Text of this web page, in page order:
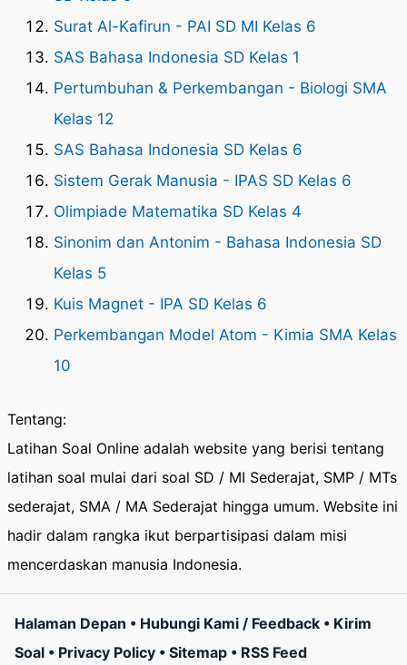
Surat Al-Kafirun - PAI SD MI Kelas 6
SAS Bahasa Indonesia SD Kelas 1
Pertumbuhan & Perkembangan - Biologi SMA
Kelas 12
SAS Bahasa Indonesia SD Kelas 6
Sistem Gerak Manusia - IPAS SD Kelas 6
Olimpiade Matematika SD Kelas 4
Sinonim dan Antonim - Bahasa Indonesia SD
Kelas 5
Kuis Magnet - IPA SD Kelas 6
Perkembangan Model Atom - Kimia SMA Kelas
10
Tentang:
Latihan Soal Online adalah website yang berisi tentang
latihan soal mulai dari soal SD / MI Sederajat, SMP / MTs
sederajat, SMA / MA Sederajat hingga umum. Website ini
hadir dalam rangka ikut berpartisipasi dalam misi
mencerdaskan manusia Indonesia.
Halaman Depan • Hubungi Kami / Feedback • Kirim
Soal • Privacy Policy • Sitemap • RSS Feed